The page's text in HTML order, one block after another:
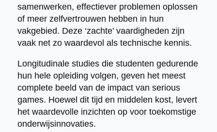
samenwerken, effectiever problemen oplossen
of meer zelfvertrouwen hebben in hun
vakgebied. Deze ‘zachte’ vaardigheden zijn
vaak net zo waardevol als technische kennis.
Longitudinale studies die studenten gedurende
hun hele opleiding volgen, geven het meest
complete beeld van de impact van serious
games. Hoewel dit tijd en middelen kost, levert
het waardevolle inzichten op voor toekomstige
onderwijsinnovaties.